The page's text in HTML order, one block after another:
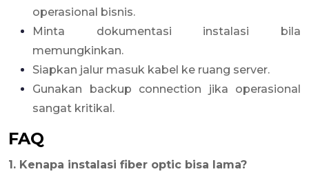
operasional bisnis.
Minta dokumentasi instalasi bila
memungkinkan.
Siapkan jalur masuk kabel ke ruang server.
Gunakan backup connection jika operasional
sangat kritikal.
FAQ
1. Kenapa instalasi fiber optic bisa lama?